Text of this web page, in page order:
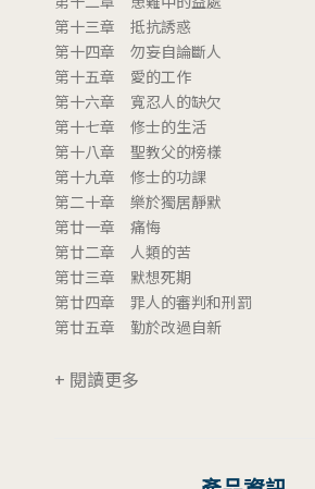
第十三章 抵抗誘惑
第十四章 勿妄自論斷人
第十五章 愛的工作
第十六章 寬忍人的缺欠
第十七章 修士的生活
第十八章 聖教父的榜樣
第十九章 修士的功課
第二十章 樂於獨居靜默
第廿一章 痛悔
第廿二章 人類的苦
第廿三章 默想死期
第廿四章 罪人的審判和刑罰
第廿五章 勤於改過自新
+ 閱讀更多